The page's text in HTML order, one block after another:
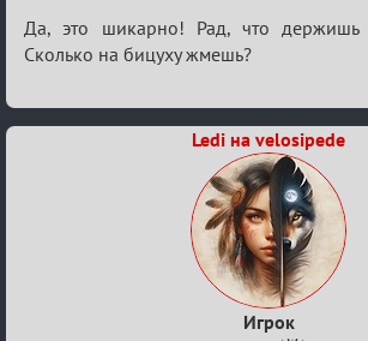
Да, это шикарно! Рад, что
Сколько на бицуху жмешь?
Ledi на velosipede
Игрок